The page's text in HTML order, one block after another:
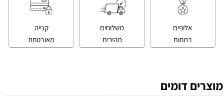
אלופים
בתחום
משלוחים
מהירים
קנייה
מאובטחת
מוצרים דומים